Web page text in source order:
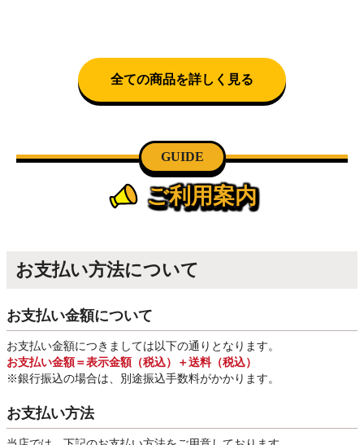
全ての商品を詳しく見る
GUIDE
ご利用案内
お支払い方法について
お支払い金額について
お支払い金額につきましては以下の通りとなります。
お支払い金額＝表示金額（税込）＋送料（税込）
※銀行振込の場合は、別途振込手数料がかかります。
お支払い方法